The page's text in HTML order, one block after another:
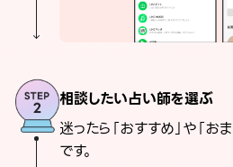
相談したい占い師を選ぶ
迷ったら「おすすめ」や「お
です。